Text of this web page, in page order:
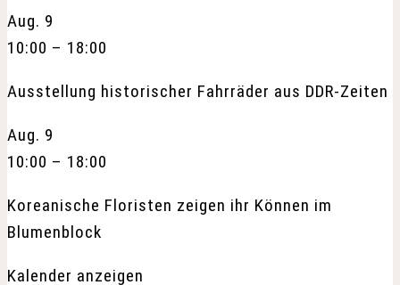
Aug. 9
10:00 – 18:00
Ausstellung historischer Fahrräder aus DDR-Zeiten
Aug. 9
10:00 – 18:00
Koreanische Floristen zeigen ihr Können im
Blumenblock
Kalender anzeigen